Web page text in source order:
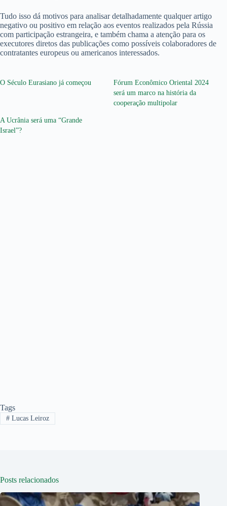
Tudo isso dá motivos para analisar detalhadamente qualquer artigo
negativo ou positivo em relação aos eventos realizados pela Rússia
com participação estrangeira, e também chama a atenção para os
executores diretos das publicações como possíveis colaboradores de
contratantes europeus ou americanos interessados.
O Século Eurasiano já começou
Fórum Econômico Oriental 2024
será um marco na história da
cooperação multipolar
A Ucrânia será uma “Grande
Israel”?
Tags
#Lucas Leiroz
Posts relacionados